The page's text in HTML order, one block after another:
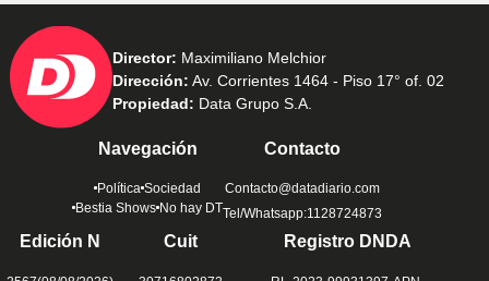
Director: Maximiliano Melchior
Dirección: Av. Corrientes 1464 - Piso 17° of. 02
Propiedad: Data Grupo S.A.
Navegación
Política Sociedad
Bestia Shows No hay DT
Contacto
Contacto@datadiario.com
Tel/Whatsapp:1128724873
Edición N Cuit Registro DNDA